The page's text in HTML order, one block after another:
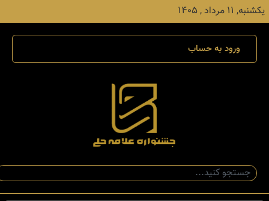
یکشنبه, ۱۱ مرداد , ۱۴۰۵
ورود به حساب